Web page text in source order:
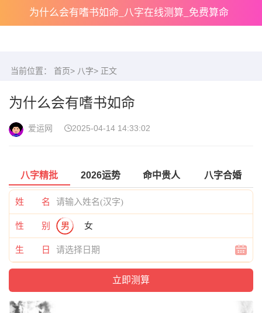
为什么会有嗜书如命_八字在线测算_免费算命
当前位置： 首页> 八字> 正文
为什么会有嗜书如命
爱运网 2025-04-14 14:33:02
八字精批 2026运势 命中贵人 八字合婚
姓 名
性 别 男 女
生 日